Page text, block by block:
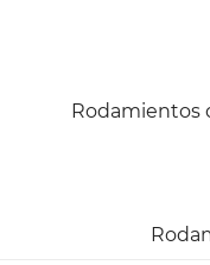
Rodamientos